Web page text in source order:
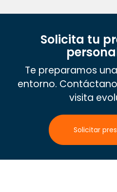
Solicita tu
Te preparamos
entorno.
visita
Solicitar